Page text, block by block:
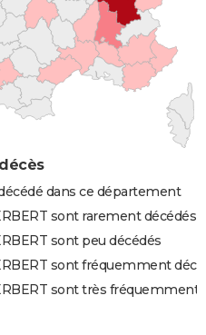
dans ce département
sont rarement décédés
sont peu décédés
sont fréquemment
sont très fréquemment